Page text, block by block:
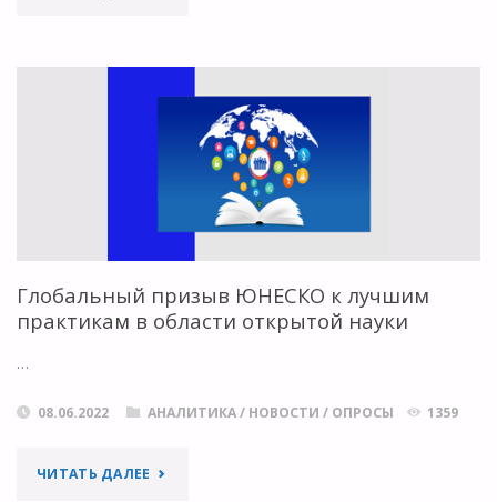
СОБЛЮДАЛИ
ОПУБЛИКОВАННОЕ
ОБ
СМЕШАННОГО
Глобальный призыв ЮНЕСКО к лучшим
практикам в области открытой науки
…
08.06.2022 АНАЛИТИКА/ НОВОСТИ / ОПРОСЫ 1359
ЧИТАТЬ ДАЛЕЕ "ГЛОБАЛЬНЫЙ